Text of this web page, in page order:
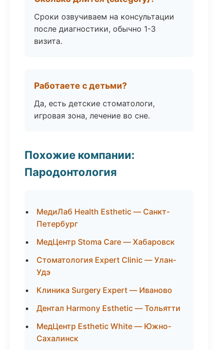
Сроки озвучиваем на консультации
после диагностики, обычно 1-3
визита.
Работаете с детьми?
Да, есть детские стоматологи,
игровая зона, лечение во сне.
Похожие компании:
Пародонтология
МедиЛаб Health Esthetic — Санкт-
Петербург
МедЦентр Stoma Care — Хабаровск
Стоматология Expert Clinic — Улан-
Удэ
Клиника Surgery Expert — Иваново
Дентал Harmony Esthetic — Тольятти
МедЦентр Esthetic White — Южно-
Сахалинск